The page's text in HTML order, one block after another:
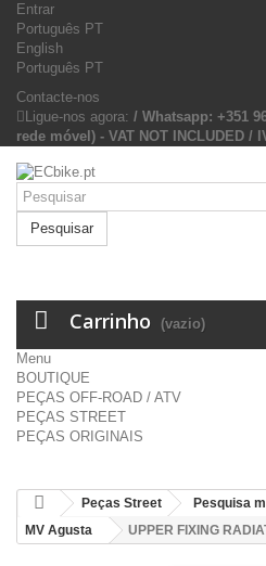
Entrar
Português PT
English
Português PT
Contacte-nos
Ligue-nos agora: / Whatsapp: +351
rede móvel) - VAT NOT INCLUDED /
Pesquisar
Carrinho (vazio)
Menu
BOUTIQUE
PEÇAS OFF-ROAD / ATV
PEÇAS STREET
PEÇAS ORIGINAIS
Peças Street
Pesquisa
MV Agusta
UPPER FIXING